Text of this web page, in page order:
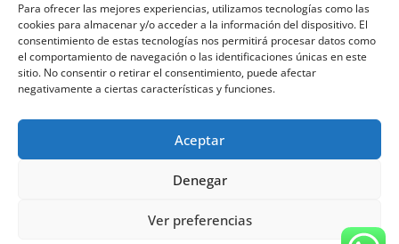
Para ofrecer las mejores experiencias, utilizamos tecnologías como las
cookies para almacenar y/o acceder a la información del dispositivo. El
consentimiento de estas tecnologías nos permitirá procesar datos como
el comportamiento de navegación o las identificaciones únicas en este
sitio. No consentir o retirar el consentimiento, puede afectar
negativamente a ciertas características y funciones.
Aceptar
Denegar
Ver preferencias
Aviso legal
Política de privacidad
Política de cookies (UE)
Accesibilidad